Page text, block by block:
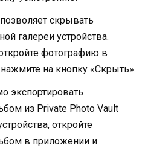
скрывать
галереи устройства.
фотографию в
на кнопку «Скрыть».
экспортировать
из Private Photo Vault
откройте
в приложении и